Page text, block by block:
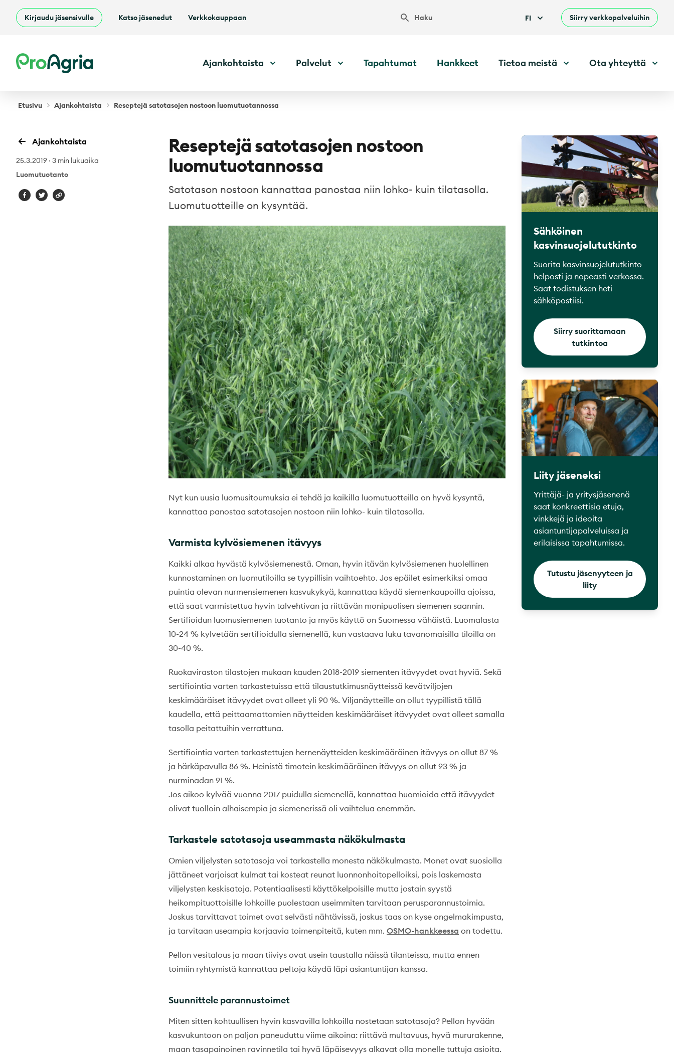
Kirjaudu jäsensivulle Katso jäsenedut Verkkokauppaan Haku FI Siirry verkkopalveluihin
ProAgria Ajankohtaista Palvelut Tapahtumat Hankkeet Tietoa meistä Ota yhteyttä
Etusivu Ajankohtaista Reseptejä satotasojen nostoon luomutuotannossa
Ajankohtaista
25.3.2019 · 3 min lukuaika
Luomutuotanto
Reseptejä satotasojen nostoon
luomutuotannossa
Satotason nostoon kannattaa panostaa niin lohko- kuin tilatasolla.
Luomutuotteille on kysyntää.
Nyt kun uusia luomusitoumuksia ei tehdä ja kaikilla luomutuotteilla on hyvä kysyntä,
kannattaa panostaa satotasojen nostoon niin lohko- kuin tilatasolla.
Varmista kylvösiemenen itävyys
Kaikki alkaa hyvästä kylvösiemenestä. Oman, hyvin itävän kylvösiemenen huolellinen
kunnostaminen on luomutiloilla se tyypillisin vaihtoehto. Jos epäilet esimerkiksi omaa
puintia olevan nurmensiemenen kasvukykyä, kannattaa käydä siemenkaupoilla ajoissa,
että saat varmistettua hyvin talvehtivan ja riittävän monipuolisen siemenen saannin.
Sertifioidun luomusiemenen tuotanto ja myös käyttö on Suomessa vähäistä. Luomalasta
10-24 % kylvetään sertifioidulla siemenellä, kun vastaava luku tavanomaisilla tiloilla on
30-40 %.
Ruokaviraston tilastojen mukaan kauden 2018-2019 siementen itävyydet ovat hyviä. Sekä
sertifiointia varten tarkastetuissa että tilaustutkimusnäytteissä kevätviljojen
keskimääräiset itävyydet ovat olleet yli 90 %. Viljanäytteille on ollut tyypillistä tällä
kaudella, että peittaamattomien näytteiden keskimääräiset itävyydet ovat olleet samalla
tasolla peitattuihin verrattuna.
Sertifiointia varten tarkastettujen hernenäytteiden keskimääräinen itävyys on ollut 87 %
ja härkäpavulla 86 %. Heinistä timotein keskimääräinen itävyys on ollut 93 % ja
nurminadan 91 %.
Jos aikoo kylvää vuonna 2017 puidulla siemenellä, kannattaa huomioida että itävyydet
olivat tuolloin alhaisempia ja siemenerissä oli vaihtelua enemmän.
Tarkastele satotasoja useammasta näkökulmasta
Omien viljelysten satotasoja voi tarkastella monesta näkökulmasta. Monet ovat suosiolla
jättäneet varjoisat kulmat tai kosteat reunat luonnonhoitopelloiksi, pois laskemasta
viljelysten keskisatoja. Potentiaalisesti käyttökelpoisille mutta jostain syystä
heikompituottoisille lohkoille puolestaan useimmiten tarvitaan perusparannustoimia.
Joskus tarvittavat toimet ovat selvästi nähtävissä, joskus taas on kyse ongelmakimpusta,
ja tarvitaan useampia korjaavia toimenpiteitä, kuten mm. OSMO-hankkeessa on todettu.
Pellon vesitalous ja maan tiiviys ovat usein taustalla näissä tilanteissa, mutta ennen
toimiin ryhtymistä kannattaa peltoja käydä läpi asiantuntijan kanssa.
Suunnittele parannustoimet
Miten sitten kohtuullisen hyvin kasvavilla lohkoilla nostetaan satotasoja? Pellon hyvään
kasvukuntoon on paljon paneuduttu viime aikoina: riittävä multavuus, hyvä mururakenne,
maan tasapainoinen ravinnetila tai hyvä läpäisevyys alkavat olla monelle tuttuja asioita.
Sähköinen
kasvinsuojelututkinto
Suorita kasvinsuojelututkinto
helposti ja nopeasti verkossa.
Saat todistuksen heti
sähköpostiisi.
Siirry suorittamaan
tutkintoa
Liity jäseneksi
Yrittäjä- ja yritysjäsenenä
saat konkreettisia etuja,
vinkkejä ja ideoita
asiantuntijapalveluissa ja
erilaisissa tapahtumissa.
Tutustu jäsenyyteen ja
liity